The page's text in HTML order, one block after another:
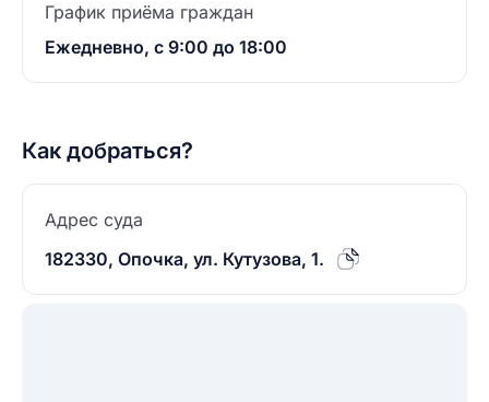
График приёма граждан
Ежедневно, с 9:00 до 18:00
Как добраться?
Адрес суда
182330, Опочка, ул. Кутузова, 1.